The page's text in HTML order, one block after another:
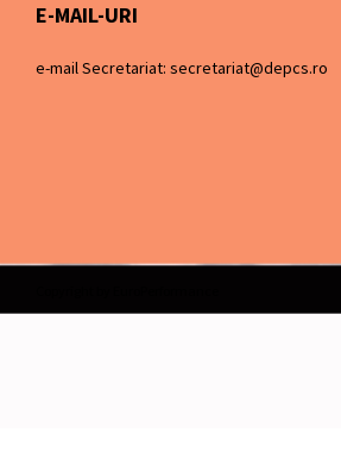
E-MAIL-URI
e-mail Secretariat: secretariat@depcs.ro